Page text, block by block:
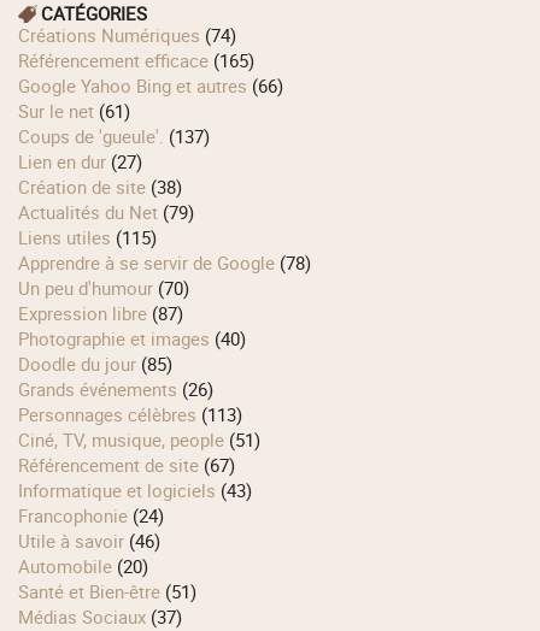
CATÉGORIES
Créations Numériques (74)
Référencement efficace (165)
Google Yahoo Bing et autres (66)
Sur le net (61)
Coups de 'gueule'. (137)
Lien en dur (27)
Création de site (38)
Actualités du Net (79)
Liens utiles (115)
Apprendre à se servir de Google (78)
Un peu d'humour (70)
Expression libre (87)
Photographie et images (40)
Doodle du jour (85)
Grands événements (26)
Personnages célèbres (113)
Ciné, TV, musique, people (51)
Référencement de site (67)
Informatique et logiciels (43)
Francophonie (24)
Utile à savoir (46)
Automobile (20)
Santé et Bien-être (51)
Médias Sociaux (37)